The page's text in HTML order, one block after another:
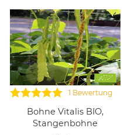
1 Bewertung
Bohne Vitalis BIO,
Stangenbohne